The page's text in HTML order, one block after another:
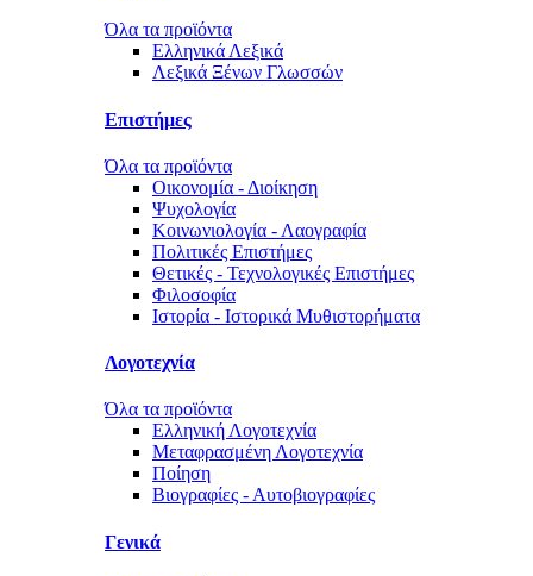
Όλα τα προϊόντα
Ελληνικά Λεξικά
Λεξικά Ξένων Γλωσσών
Επιστήμες
Όλα τα προϊόντα
Οικονομία - Διοίκηση
Ψυχολογία
Κοινωνιολογία - Λαογραφία
Πολιτικές Eπιστήμες
Θετικές - Τεχνολογικές Επιστήμες
Φιλοσοφία
Ιστορία - Ιστορικά Μυθιστορήματα
Λογοτεχνία
Όλα τα προϊόντα
Ελληνική Λογοτεχνία
Μεταφρασμένη Λογοτεχνία
Ποίηση
Βιογραφίες - Αυτοβιογραφίες
Γενικά